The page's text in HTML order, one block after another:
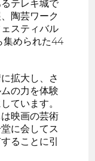
テレキ城で
陶芸ワーク
スティバル
集められた44
拡大し、さ
の力を体験
ています。
映画の芸術
に会してス
ることに引